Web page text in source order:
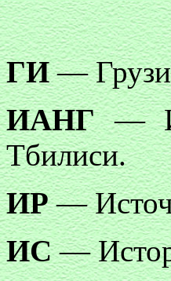
ГИ—
ИАНГ—
Тбилиси.
ИР—
ИС—